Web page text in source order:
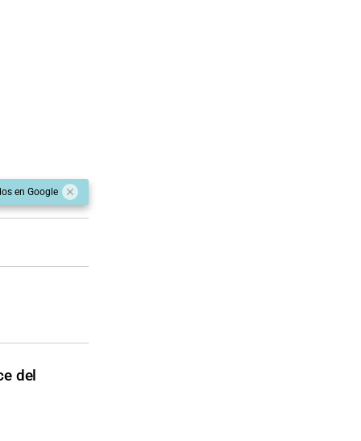
en Google
del